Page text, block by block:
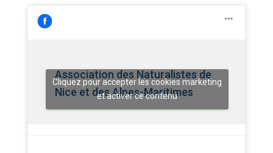
Association des Naturalistes de
Nice et des Alpes-Maritimes
Cliquez pour accepter les cookies marketing
et activer ce contenu